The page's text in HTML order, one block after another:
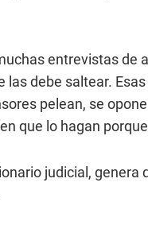
entrevistas
las debe saltear.
pelean, se
que lo hagan
judicial,